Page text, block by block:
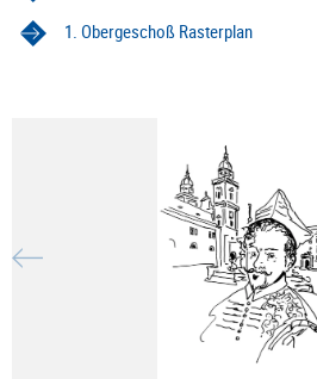
1. Obergeschoß Rasterplan